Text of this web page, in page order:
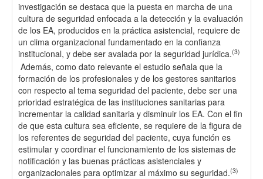
investigación se destaca que la puesta en marcha de una
cultura de seguridad enfocada a la detección y la evaluación
de los EA, producidos en la práctica asistencial, requiere de
un clima organizacional fundamentado en la confianza
institucional, y debe ser avalada por la seguridad jurídica.(3)
Además, como dato relevante el estudio señala que la
formación de los profesionales y de los gestores sanitarios
con respecto al tema seguridad del paciente, debe ser una
prioridad estratégica de las instituciones sanitarias para
incrementar la calidad sanitaria y disminuir los EA. Con el fin
de que esta cultura sea eficiente, se requiere de la figura de
los referentes de seguridad del paciente, cuya función es
estimular y coordinar el funcionamiento de los sistemas de
notificación y las buenas prácticas asistenciales y
organizacionales para optimizar al máximo su seguridad.(3)